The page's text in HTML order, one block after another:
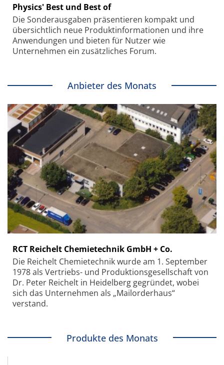
Physics' Best und Best of
Die Sonder­ausgaben präsentieren kompakt und
übersichtlich neue Produkt­informationen und ihre
Anwendungen und bieten für Nutzer wie
Unternehmen ein zusätzliches Forum.
Anbieter des Monats
RCT Reichelt Chemietechnik GmbH + Co.
Die Reichelt Chemietechnik wurde am 1. September
1978 als Vertriebs- und Produktionsgesellschaft von
Dr. Peter Reichelt in Heidelberg gegründet, wobei
sich das Unternehmen als „Mailorderhaus“
verstand.
Produkte des Monats